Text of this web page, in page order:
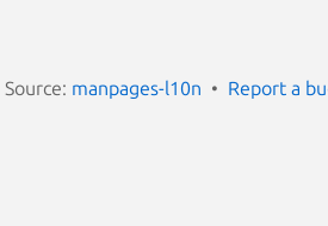
Source: manpages-l10n Report a